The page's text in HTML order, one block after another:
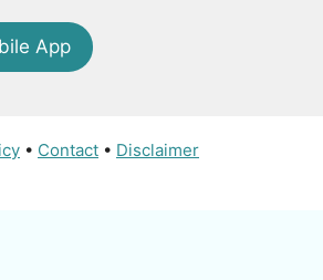
App
• Contact • Disclaimer